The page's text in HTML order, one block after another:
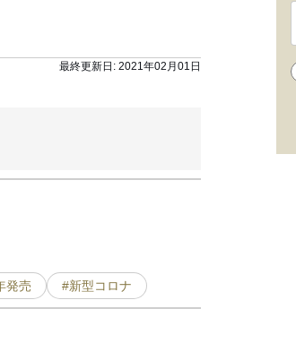
最終更新日: 2021年02月01日
発売 #新型コロナ